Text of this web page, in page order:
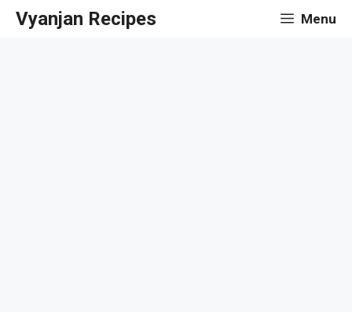
SkipVyanjan Recipes Menu